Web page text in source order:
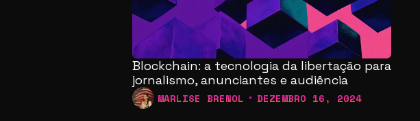
Blockchain: a tecnologia da libertação para
jornalismo, anunciantes e audiência
MARLISE BRENOL DEZEMBRO 16, 2024